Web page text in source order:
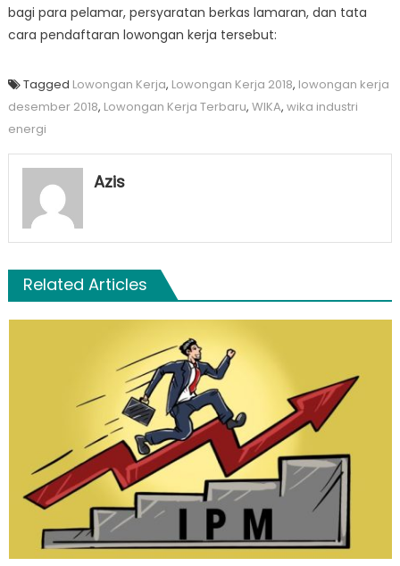
bagi para pelamar, persyaratan berkas lamaran, dan tata
cara pendaftaran lowongan kerja tersebut:
Tagged Lowongan Kerja, Lowongan Kerja 2018, lowongan kerja
desember 2018, Lowongan Kerja Terbaru, WIKA, wika industri
energi
Azis
Related Articles